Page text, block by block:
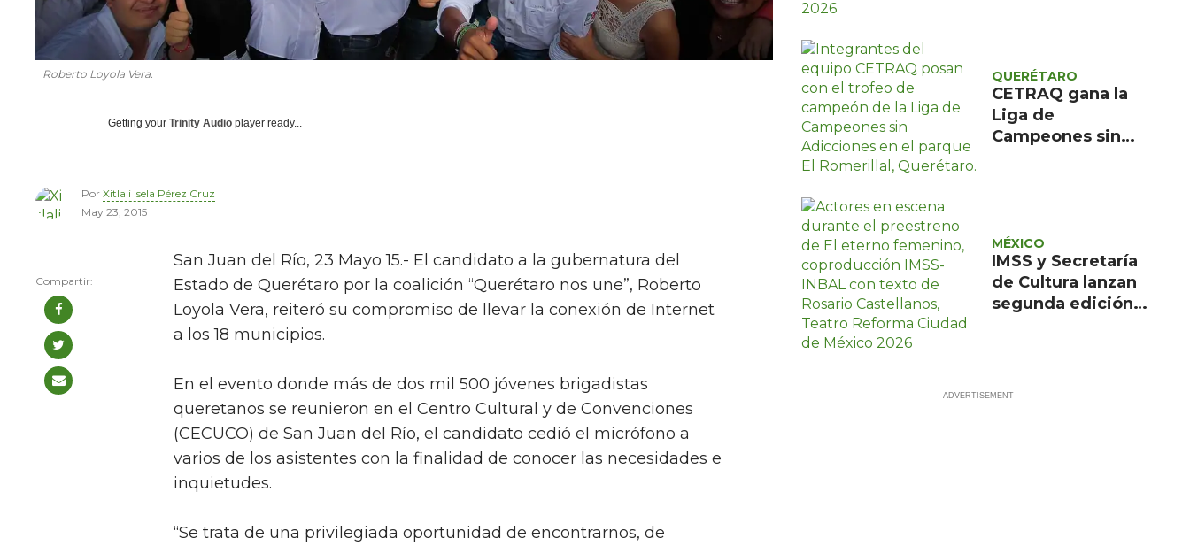
Roberto Loyola Vera.
Getting your Trinity Audio player ready...
Por Xitlali Isela Pérez Cruz
May 23, 2015
San Juan del Río, 23 Mayo 15.- El candidato a la gubernatura del
Estado de Querétaro por la coalición “Querétaro nos une”, Roberto
Loyola Vera, reiteró su compromiso de llevar la conexión de Internet
a los 18 municipios.
En el evento donde más de dos mil 500 jóvenes brigadistas
queretanos se reunieron en el Centro Cultural y de Convenciones
(CECUCO) de San Juan del Río, el candidato cedió el micrófono a
varios de los asistentes con la finalidad de conocer las necesidades e
inquietudes.
“Se trata de una privilegiada oportunidad de encontrarnos, de
QUERÉTARO
CETRAQ gana la
Liga de
Campeones sin
MÉXICO
IMSS y Secretaría
de Cultura lanzan
segunda edición